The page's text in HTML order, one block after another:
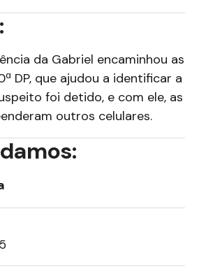
da Gabriel encaminhou as
DP, que ajudou a identificar a
foi detido, e com ele, as
outros celulares.